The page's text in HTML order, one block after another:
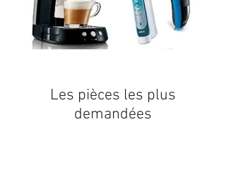
Les pièces les plus
demandées